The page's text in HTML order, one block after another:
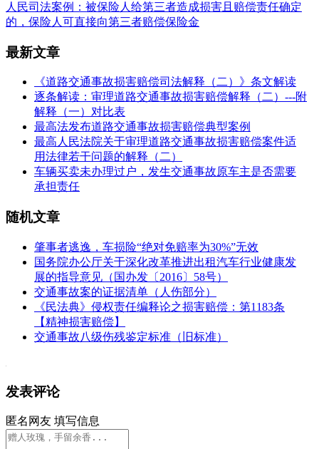
人民司法案例：被保险人给第三者造成损害且赔偿责任确定
的，保险人可直接向第三者赔偿保险金
最新文章
《道路交通事故损害赔偿司法解释（二）》条文解读
逐条解读：审理道路交通事故损害赔偿解释（二）---附
解释（一）对比表
最高法发布道路交通事故损害赔偿典型案例
最高人民法院关于审理道路交通事故损害赔偿案件适
用法律若干问题的解释（二）
车辆买卖未办理过户，发生交通事故原车主是否需要
承担责任
随机文章
肇事者逃逸，车损险“绝对免赔率为30%”无效
国务院办公厅关于深化改革推进出租汽车行业健康发
展的指导意见（国办发〔2016〕58号）
交通事故案的证据清单（人伤部分）
《民法典》侵权责任编释论之损害赔偿：第1183条
【精神损害赔偿】
交通事故八级伤残鉴定标准（旧标准）
发表评论
匿名网友 填写信息